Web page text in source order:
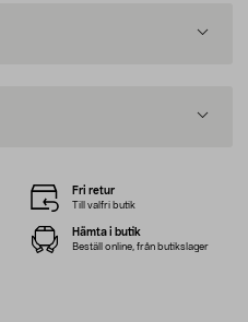
Fri retur
Till valfri butik
Hämta i butik
Beställ online, från butikslager